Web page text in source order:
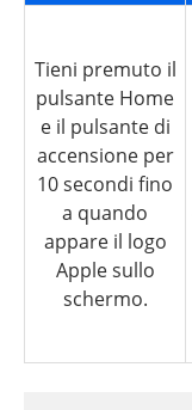
Tieni premuto il
pulsante Home
e il pulsante di
accensione per
10 secondi fino
a quando
appare il logo
Apple sullo
schermo.